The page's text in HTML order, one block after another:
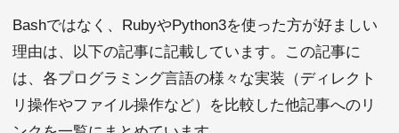
Bashではなく、RubyやPython3を使った方が好ましい
理由は、以下の記事に記載しています。この記事に
は、各プログラミング言語の様々な実装（ディレクト
リ操作やファイル操作など）を比較した他記事へのリ